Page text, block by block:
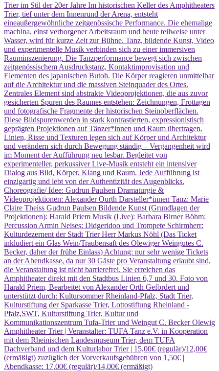
Trier im Stil der 20er Jahre Im historischen Keller des Amphitheaters
Trier, tief unter dem Innenrund der Arena, entsteht
eineaußergewöhnliche zeitgenössische Performance. Die ehemalige
machina, einst verborgener Arbeitsraum und heute teilweise unter
Wasser, wird für kurze Zeit zur Bühne. Tanz, bildende Kunst, Video
und experimentelle Musik verbinden sich zu einer immersiven
Rauminszenierung. Die Tanzperformance bewegt sich zwischen
zeitgenössischem Ausdruckstanz, Kontaktimprovisation und
Elementen des japanischen Butoh. Die Körper reagieren unmittelbar
auf die Architektur und die massiven Steinquader des Ortes.
Zentrales Element sind abstrakte Videoprojektionen, die aus zuvor
gesicherten Spuren des Raumes entstehen: Zeichnungen, Frottagen
und fotografische Fragmente der historischen Steinoberflächen.
Diese Bildspurenwerden in stark kontrastierten, expressionistisch
geprägten Projektionen auf Tänzer*innen und Raum übertragen.
Linien, Risse und Texturen legen sich auf Körper und Architektur
und verändern sich durch Bewegung ständig – Vergangenheit wird
im Moment der Aufführung neu lesbar. Begleitet von
experimenteller, perkussiver Live-Musik entsteht ein intensiver
Dialog aus Bild, Körper, Klang und Raum. Jede Aufführung ist
einzigartig und lebt von der Authentizität des Augenblicks.
Choreografie/ Idee: Gudrun Paulsen Dramaturgie &
Videoprojektionen: Alexander Ourth Darsteller*innen Tanz: Marie
Claire Theiss Gudrun Paulsen Bildende Kunst (Grundlagen der
Projektionen): Harald Priem Musik (Live): Barbara Birner Böhm:
Percussion Armin Neises: Didgeridoo und Trompete Schirmherr:
Kulturdezernent der Stadt Trier Herr Markus Nöhl (Das Ticket
inkludiert ein Glas Wein/Traubensaft des Olewiger Weingutes C.
Becker, daher der frühe Einlass) Achtung: nur sehr wenige Tickets
an der Abendkasse, da nur 30 Gäste pro Veranstaltung erlaubt sind,
die Veranstaltung ist nicht barrierefrei. Sie erreichen das
Amphitheater direkt mit den Stadtbus Linien 6,7 und 30. Foto von
Harald Priem, Bearbeitet von Alexander Orth Gefördert und
unterstützt durch: Kultursommer Rheinland-Pfalz, Stadt Trier,
Kulturstiftung der Sparkasse Trier, Lottostiftung Rheinland -
Pfalz,SWT, Kulturstiftung Trier, Kultur und
Kommunikationszentrum Tufa-Trier und Weingut C. Becker Olewig
Amphitheater Trier | Veranstalter: TUFA Tanz e.V. in Kooperation
mit dem Rheinischen Landesmuseum Trier, dem TUFA
Dachverband und dem Kulturlabor Trier | 15,00€ (regulär)/12,00€
(ermäßigt) zuzüglich der Vorverkaufsgebühren von 1,50€ |
Abendkasse: 17,00€ (regulär)/14,00€ (ermäßigt)